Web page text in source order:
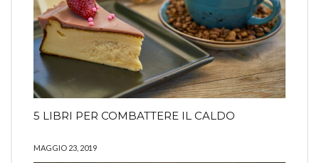
5 LIBRI PER COMBATTERE IL CALDO
MAGGIO 23, 2019